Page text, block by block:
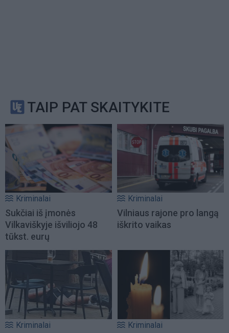
TAIP PAT SKAITYKITE
Kriminalai
Sukčiai iš įmonės
Vilkaviškyje išviliojo 48
tūkst. eurų
Kriminalai
Vilniaus rajone pro langą
iškrito vaikas
Kriminalai Kriminalai